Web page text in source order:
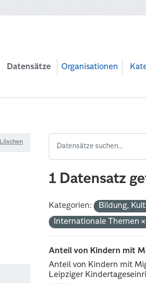
Datensätze Organisationen
Löschen
1 Datensatz
Kategorien:
Bildung,
Internationale Themen
Anteil von Kindern mit
Anteil von Kindern mit
Leipziger